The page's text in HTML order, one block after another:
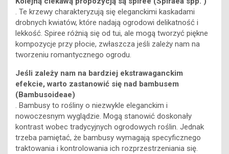
. Te krzewy charakteryzują się eleganckimi kaskadami
drobnych kwiatów, które nadają ogrodowi delikatność i
lekkość. Spiree różnią się od tui, ale mogą tworzyć piękne
kompozycje przy płocie, zwłaszcza jeśli zależy nam na
tworzeniu romantycznego ogrodu.
Jeśli zależy nam na bardziej ekstrawaganckim
efekcie, warto zastanowić się nad bambusem
(Bambusoideae)
. Bambusy to rośliny o niezwykle eleganckim i
nowoczesnym wyglądzie. Mogą stanowić doskonały
kontrast wobec tradycyjnych ogrodowych roślin. Jednak
trzeba pamiętać, że bambusy wymagają specyficznego
traktowania i kontrolowania ich rozprzestrzeniania się.